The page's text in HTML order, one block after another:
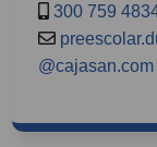
300 759
@cajasan.com